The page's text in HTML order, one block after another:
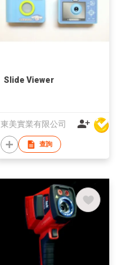
Slide Viewer
東美實業有限公司
查詢